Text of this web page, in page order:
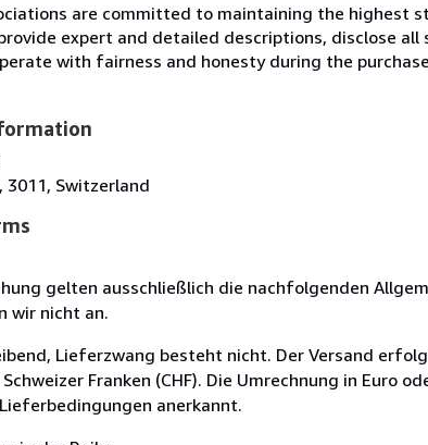
are committed to maintaining the highest
expert and detailed descriptions, disclose
with fairness and honesty during the
3011, Switzerland
gelten ausschließlich die nachfolgenden
wir nicht an.
Lieferzwang besteht nicht. Der Versand
Franken (CHF). Die Umrechnung in Euro
anerkannt.